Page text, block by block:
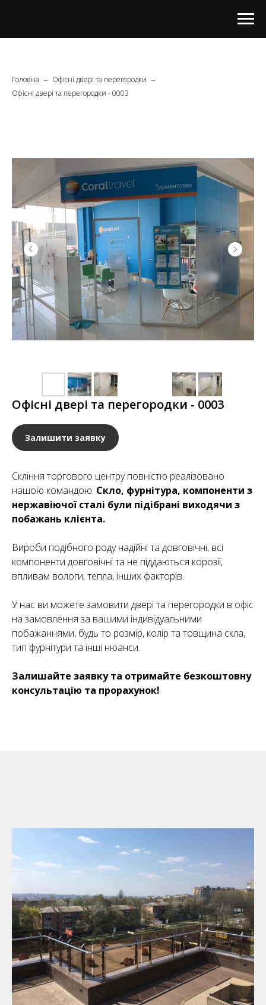
Головна → Офісні двері та перегородки →
Офісні двері та перегородки - 0003
Офісні двері та перегородки - 0003
Залишити заявку
Скління торгового центру повністю реалізовано
нашою командою. Скло, фурнітура, компоненти з
нержавіючої сталі були підібрані виходячи з
побажань клієнта.
Вироби подібного роду надійні та довговічні, всі
компоненти довговічні та не піддаються корозії,
впливам вологи, тепла, інших факторів.
У нас ви можете замовити двері та перегородки в офіс
на замовлення за вашими індивідуальними
побажаннями, будь то розмір, колір та товщина скла,
тип фурнітури та інші нюанси.
Залишайте заявку та отримайте безкоштовну
консультацію та прорахунок!